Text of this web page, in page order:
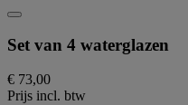
Set van 4 waterglazen
€ 73,00
Prijs incl. btw